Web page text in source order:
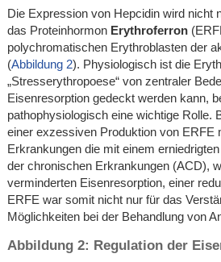
Die Expression von Hepcidin wird nicht
das Proteinhormon Erythroferron
polychromatischen Erythroblasten der
(Abbildung 2). Physiologisch ist die
„Stresserythropoese“ von zentraler
Eisenresorption gedeckt werden kann,
pathophysiologisch eine wichtige Rolle.
einer exzessiven Produktion von ERFE
Erkrankungen die mit einem
der chronischen Erkrankungen (ACD),
verminderten Eisenresorption, einer
ERFE war somit nicht nur für das
Möglichkeiten bei der Behandlung von
Abbildung 2: Regulation der